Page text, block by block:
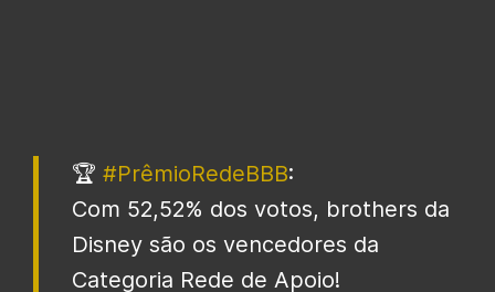
🏆 #PrêmioRedeBBB:
Com 52,52% dos votos, brothers da
Disney são os vencedores da
Categoria Rede de Apoio!